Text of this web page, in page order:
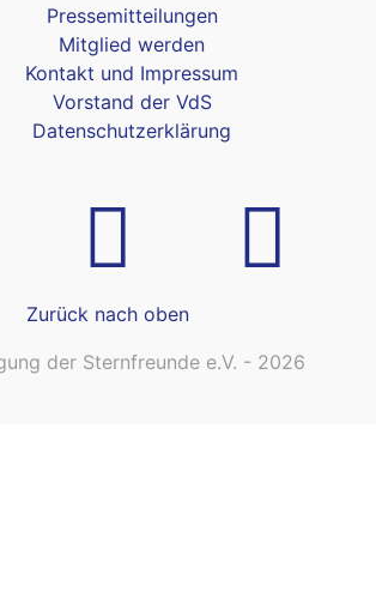
Pressemitteilungen
Mitglied werden
Kontakt und Impressum
Vorstand der VdS
Datenschutzerklärung
Zurück nach oben
der Sternfreunde e.V. - 2026